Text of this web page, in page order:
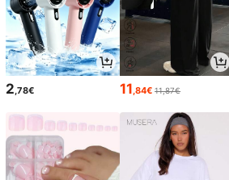
2,78€ 11,84€ 11,87€